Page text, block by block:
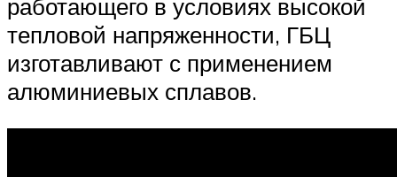
работающего в условиях высокой
тепловой напряженности, ГБЦ
изготавливают с применением
алюминиевых сплавов.